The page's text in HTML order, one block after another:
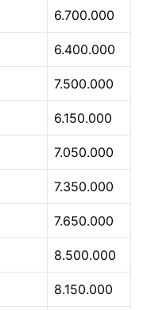
6.700.000
6.400.000
7.500.000
6.150.000
7.050.000
7.350.000
7.650.000
8.500.000
8.150.000